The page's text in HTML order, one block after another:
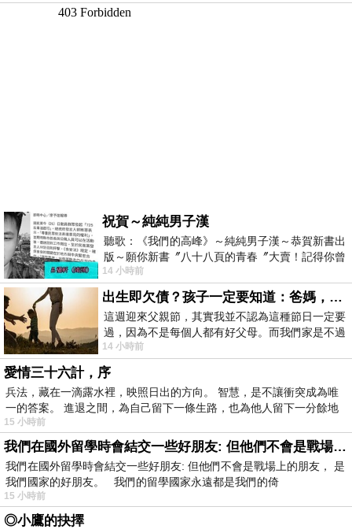
祝賀～純純男子漢
聽歌：《我們的高峰》～純純男子漢～恭賀新書出
版～願你新書〞八十八頁的青春〞大賣！記得你曾
經在我的版留言…「好讚的圖^^感覺大家
14 小時前
出生即欠債？孩子一定要知道：爸媽，其實我不欠你們
這週迎來父親節，其實我並不認為這種節日一定要
過，因為不是每個人都有好父母。而我們家是不過
節的，平時也沒什麼儀式感，生活趨近冷
14 小時前
愛情三十六計，序
兵法，藏在一滴露水裡，映照日出的方向。 智慧，是不讓衝突成為唯
一的答案。 進退之間，為自己留下一條生路，也為他人留下一分餘地
15 小時前
我們在國外留學時會結交一些好朋友: 但他們不會是戰場上的朋友
我們在國外留學時會結交一些好朋友: 但他們不會是戰場上的朋友， 是
我們國家的好朋友。 我們的留學國家永遠都是我們的倚
15 小時前
◎小鷹的抉擇